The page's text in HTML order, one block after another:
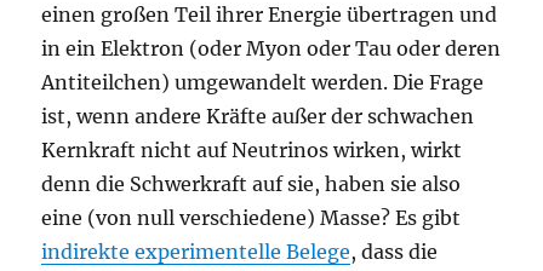
einen großen Teil ihrer Energie übertragen und
in ein Elektron (oder Myon oder Tau oder deren
Antiteilchen) umgewandelt werden. Die Frage
ist, wenn andere Kräfte außer der schwachen
Kernkraft nicht auf Neutrinos wirken, wirkt
denn die Schwerkraft auf sie, haben sie also
eine (von null verschiedene) Masse? Es gibt
indirekte experimentelle Belege, dass die